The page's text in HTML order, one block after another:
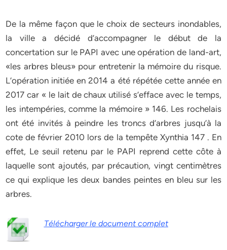
De la même façon que le choix de secteurs inondables,
la ville a décidé d’accompagner le début de la
concertation sur le PAPI avec une opération de land-art,
«les arbres bleus» pour entretenir la mémoire du risque.
L’opération initiée en 2014 a été répétée cette année en
2017 car « le lait de chaux utilisé s’efface avec le temps,
les intempéries, comme la mémoire » 146. Les rochelais
ont été invités à peindre les troncs d’arbres jusqu’à la
cote de février 2010 lors de la tempête Xynthia 147 . En
effet, Le seuil retenu par le PAPI reprend cette côte à
laquelle sont ajoutés, par précaution, vingt centimètres
ce qui explique les deux bandes peintes en bleu sur les
arbres.
Télécharger le document complet